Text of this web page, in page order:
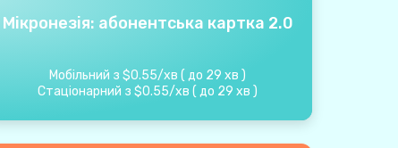
Мікронезія: абонентська картка 2.0
Мобільний з $0.55/хв (до 29 хв )
Стаціонарний з $0.55/хв (до 29 хв )